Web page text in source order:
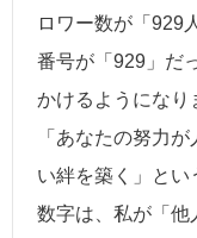
ロワー数が「929
番号が「929」だ
かけるようになり
「あなたの努力
い絆を築く」と
数字は、私が「他